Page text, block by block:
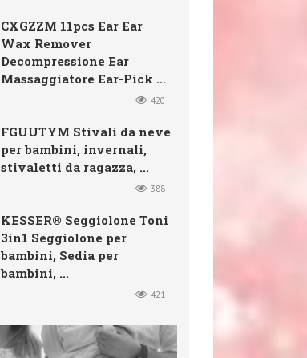
CXGZZM 11pcs Ear Ear
Wax Remover
Decompressione Ear
Massaggiatore Ear-Pick ...
420
FGUUTYM Stivali da neve
per bambini, invernali,
stivaletti da ragazza, ...
388
KESSER® Seggiolone Toni
3in1 Seggiolone per
bambini, Sedia per
bambini, ...
421